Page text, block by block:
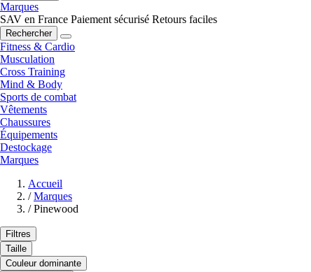
Marques
SAV en France Paiement sécurisé Retours faciles
Rechercher
Fitness & Cardio
Musculation
Cross Training
Mind & Body
Sports de combat
Vêtements
Chaussures
Équipements
Destockage
Marques
Accueil
/ Marques
/ Pinewood
Filtres
Taille
Couleur dominante